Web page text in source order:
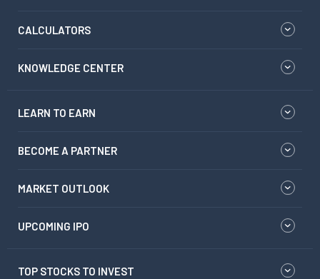
CALCULATORS
KNOWLEDGE CENTER
LEARN TO EARN
BECOME A PARTNER
MARKET OUTLOOK
UPCOMING IPO
TOP STOCKS TO INVEST